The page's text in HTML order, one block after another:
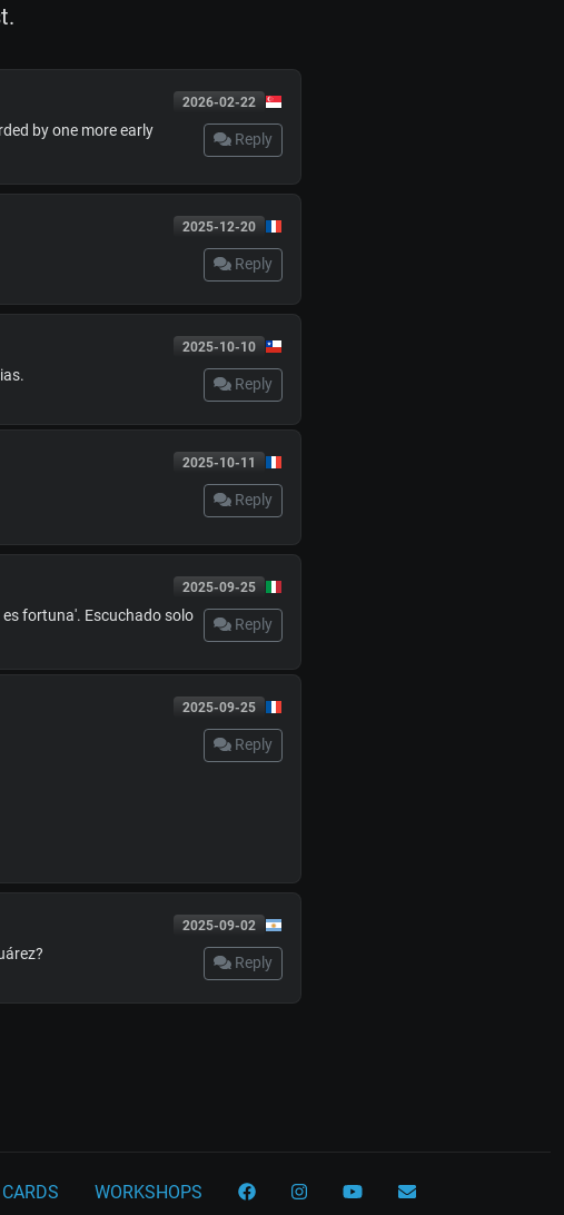
2026-02-22
Reply
by one more early
2025-12-20
Reply
2025-10-10
Reply
2025-10-11
Reply
2025-09-25
Reply
fortuna'. Escuchado solo
2025-09-25
Reply
2025-09-02
Reply
CARDS WORKSHOPS